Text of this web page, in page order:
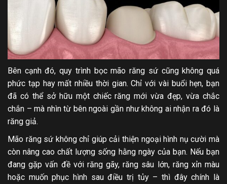
Bên cạnh đó, quy trình bọc mão răng sứ cũng không quá
phức tạp hay mất nhiều thời gian. Chỉ với vài buổi hẹn, bạn
đã có thể sở hữu một chiếc răng mới vừa đẹp, vừa chắc
chắn – mà nhìn từ bên ngoài gần như không ai nhận ra đó là
răng giả.
Mão răng sứ không chỉ giúp cải thiện ngoại hình nụ cười mà
còn nâng cao chất lượng sống hằng ngày của bạn. Nếu bạn
đang gặp vấn đề với răng gãy, răng sâu lớn, răng xỉn màu
hoặc muốn phục hình sau điều trị tủy – thì đây chính là